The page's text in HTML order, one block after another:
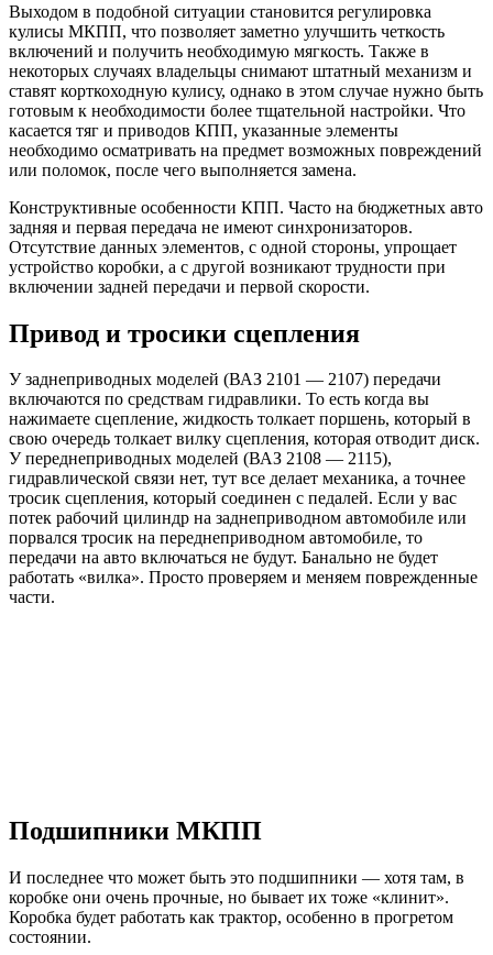
Выходом в подобной ситуации становится регулировка
кулисы МКПП, что позволяет заметно улучшить четкость
включений и получить необходимую мягкость. Также в
некоторых случаях владельцы снимают штатный механизм и
ставят корткоходную кулису, однако в этом случае нужно быть
готовым к необходимости более тщательной настройки. Что
касается тяг и приводов КПП, указанные элементы
необходимо осматривать на предмет возможных повреждений
или поломок, после чего выполняется замена.
Конструктивные особенности КПП. Часто на бюджетных авто
задняя и первая передача не имеют синхронизаторов.
Отсутствие данных элементов, с одной стороны, упрощает
устройство коробки, а с другой возникают трудности при
включении задней передачи и первой скорости.
Привод и тросики сцепления
У заднеприводных моделей (ВАЗ 2101 — 2107) передачи
включаются по средствам гидравлики. То есть когда вы
нажимаете сцепление, жидкость толкает поршень, который в
свою очередь толкает вилку сцепления, которая отводит диск.
У переднеприводных моделей (ВАЗ 2108 — 2115),
гидравлической связи нет, тут все делает механика, а точнее
тросик сцепления, который соединен с педалей. Если у вас
потек рабочий цилиндр на заднеприводном автомобиле или
порвался тросик на переднеприводном автомобиле, то
передачи на авто включаться не будут. Банально не будет
работать «вилка». Просто проверяем и меняем поврежденные
части.
Подшипники МКПП
И последнее что может быть это подшипники — хотя там, в
коробке они очень прочные, но бывает их тоже «клинит».
Коробка будет работать как трактор, особенно в прогретом
состоянии.